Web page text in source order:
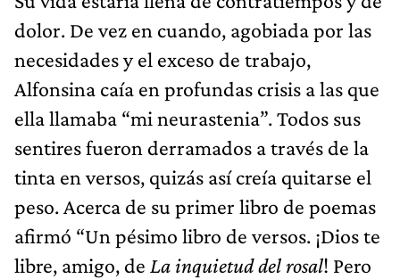
dolor. De vez en cuando, agobiada por las
necesidades y el exceso de trabajo,
Alfonsina caía en profundas crisis a las que
ella llamaba “mi neurastenia”. Todos sus
sentires fueron derramados a través de la
tinta en versos, quizás así creía quitarse el
peso. Acerca de su primer libro de poemas
afirmó “Un pésimo libro de versos. ¡Dios te
libre, amigo, de La inquietud del rosal! Pero